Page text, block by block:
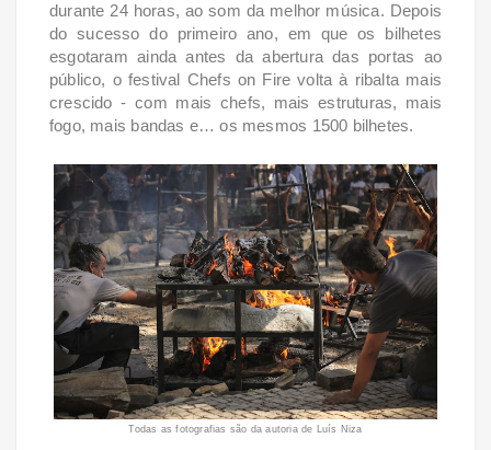
durante 24 horas, ao som da melhor música. Depois
do sucesso do primeiro ano, em que os bilhetes
esgotaram ainda antes da abertura das portas ao
público, o festival Chefs on Fire volta à ribalta mais
crescido - com mais chefs, mais estruturas, mais
fogo, mais bandas e… os mesmos 1500 bilhetes.
Todas as fotografias são da autoria de Luís Niza